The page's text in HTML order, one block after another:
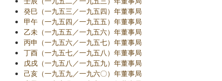
癸巳（一九五三／一九五四）年董事局
甲午（一九五四／一九五五）年董事局
乙未（一九五五／一九五六）年董事局
丙申（一九五六／一九五七）年董事局
丁酉（一九五七／一九五八）年董事局
戊戌（一九五八／一九五九）年董事局
己亥（一九五九／一九六〇）年董事局